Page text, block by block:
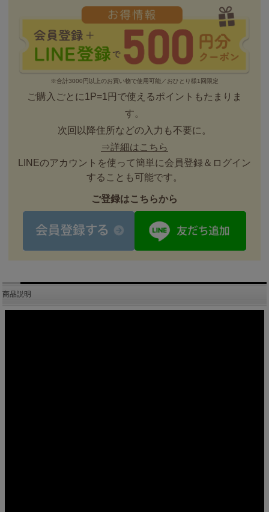
※合計3000円以上のお買い物で使用可能／おひとり様1回限定
ご購入ごとに1P=1円で使えるポイントもたまりま
す。
次回以降住所などの入力も不要に。
⇒詳細はこちら
LINEのアカウントを使って簡単に会員登録＆ログイン
することも可能です。
ご登録はこちらから
商品説明